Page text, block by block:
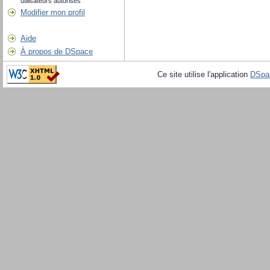
Modifier mon profil
Aide
À propos de DSpace
Ce site utilise l'application